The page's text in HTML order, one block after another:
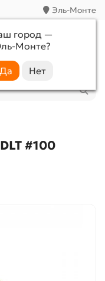
Эль-Монте
город —
Монте?
+7 (988) 233-44-52
#100